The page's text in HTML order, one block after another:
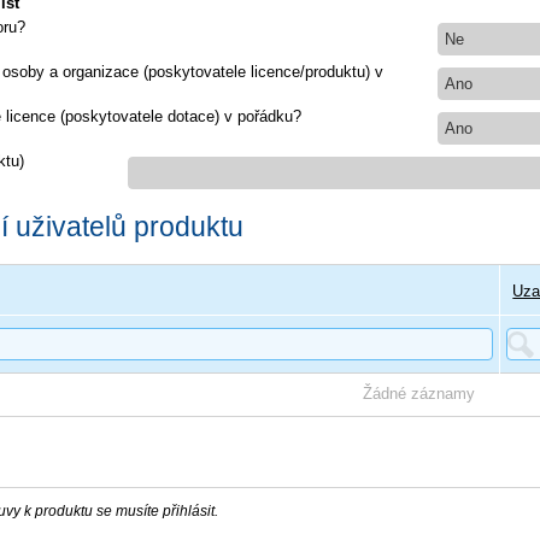
Ne
a organizace (poskytovatele licence/produktu) v
Ano
(poskytovatele dotace) v pořádku?
Ano
uživatelů produktu
Žádné záznamy
k produktu se musíte přihlásit.